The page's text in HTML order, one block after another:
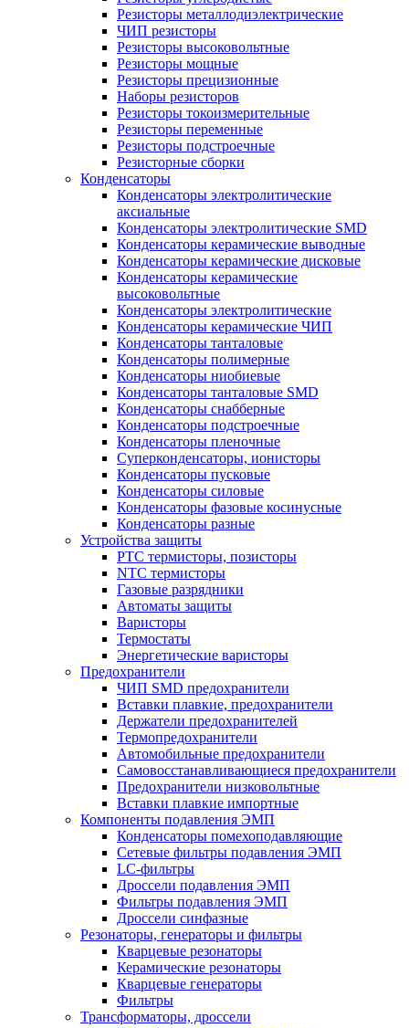
Резисторы металлодиэлектрические
ЧИП резисторы
Резисторы высоковольтные
Резисторы мощные
Резисторы прецизионные
Наборы резисторов
Резисторы токоизмерительные
Резисторы переменные
Резисторы подстроечные
Резисторные сборки
Конденсаторы
Конденсаторы электролитические
аксиальные
Конденсаторы электролитические SMD
Конденсаторы керамические выводные
Конденсаторы керамические дисковые
Конденсаторы керамические
высоковольтные
Конденсаторы электролитические
Конденсаторы керамические ЧИП
Конденсаторы танталовые
Конденсаторы полимерные
Конденсаторы ниобиевые
Конденсаторы танталовые SMD
Конденсаторы снабберные
Конденсаторы подстроечные
Конденсаторы пленочные
Суперконденсаторы, ионисторы
Конденсаторы пусковые
Конденсаторы силовые
Конденсаторы фазовые косинусные
Конденсаторы разные
Устройства защиты
PTC термисторы, позисторы
NTC термисторы
Газовые разрядники
Автоматы защиты
Варисторы
Термостаты
Энергетические варисторы
Предохранители
ЧИП SMD предохранители
Вставки плавкие, предохранители
Держатели предохранителей
Термопредохранители
Автомобильные предохранители
Самовосстанавливающиеся предохранители
Предохранители низковольтные
Вставки плавкие импортные
Компоненты подавления ЭМП
Конденсаторы помехоподавляющие
Сетевые фильтры подавления ЭМП
LC-фильтры
Дроссели подавления ЭМП
Фильтры подавления ЭМП
Дроссели синфазные
Резонаторы, генераторы и фильтры
Кварцевые резонаторы
Керамические резонаторы
Кварцевые генераторы
Фильтры
Трансформаторы, дроссели